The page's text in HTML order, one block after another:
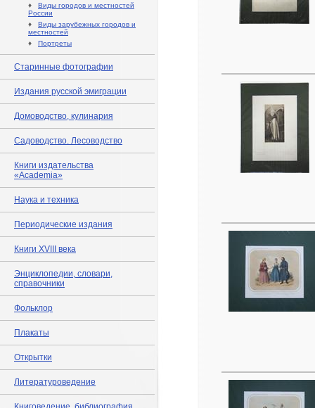
♦ Виды городов и местностей
России
♦ Виды зарубежных городов и
местностей
♦ Портреты
Старинные фотографии
Издания русской эмиграции
Домоводство, кулинария
Садоводство. Лесоводство
Книги издательства
«Academia»
Наука и техника
Периодические издания
Книги XVIII века
Энциклопедии, словари,
справочники
Фольклор
Плакаты
Открытки
Литературоведение